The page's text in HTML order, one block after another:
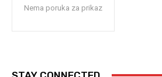
Nema poruka za prikaz